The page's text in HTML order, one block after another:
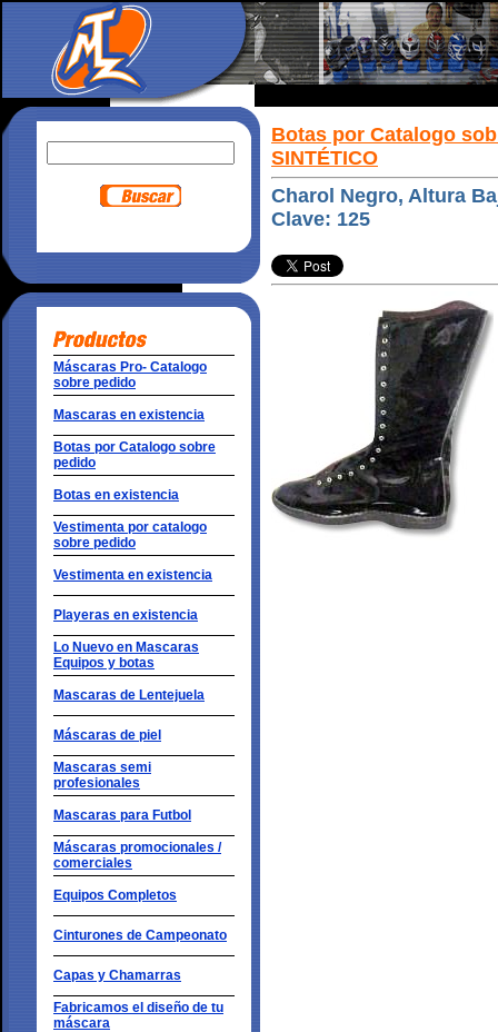
Máscaras Pro- Catalogo
sobre pedido
Mascaras en existencia
Botas por Catalogo sobre
pedido
Botas en existencia
Vestimenta por catalogo
sobre pedido
Vestimenta en existencia
Playeras en existencia
Lo Nuevo en Mascaras
Equipos y botas
Mascaras de Lentejuela
Máscaras de piel
Mascaras semi
profesionales
Mascaras para Futbol
Máscaras promocionales /
comerciales
Equipos Completos
Cinturones de Campeonato
Capas y Chamarras
Fabricamos el diseño de tu
máscara
Botas por Catalogo
SINTÉTICO
Charol Negro, Altura
Clave: 125